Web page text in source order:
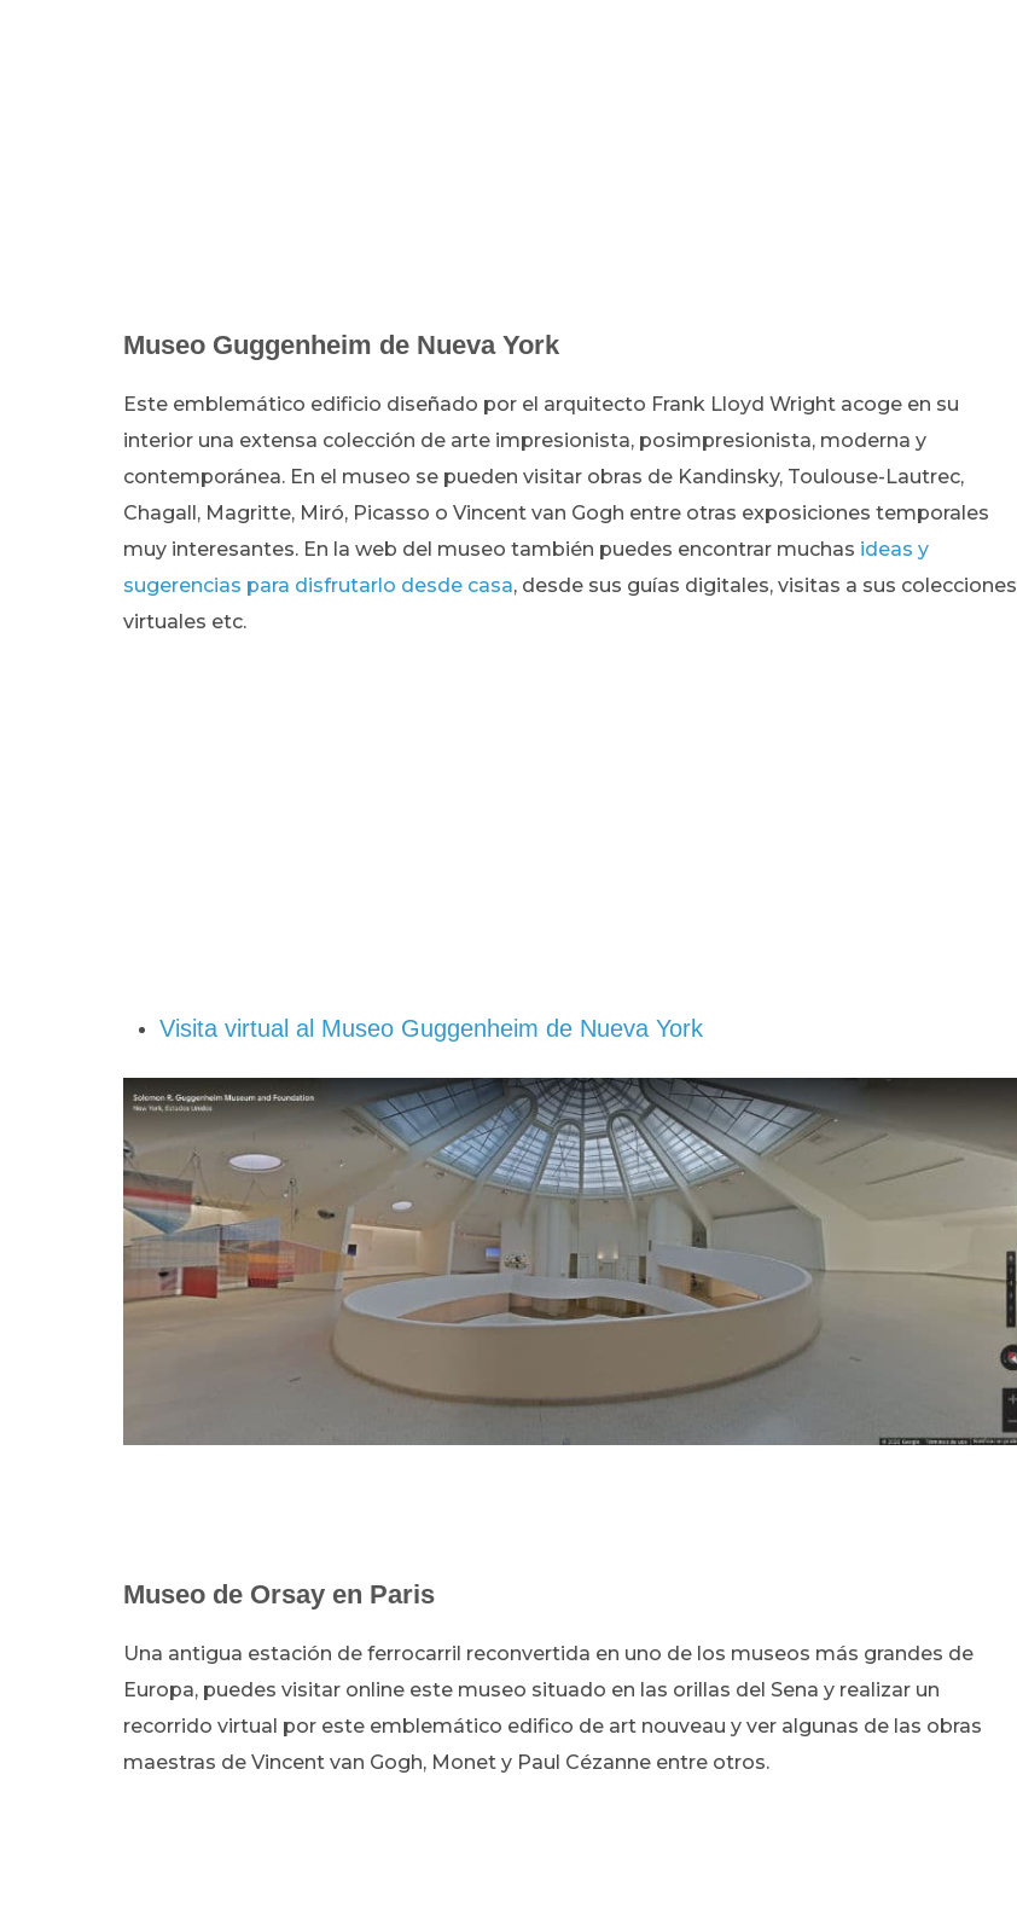
Museo Guggenheim de Nueva York
Este emblemático edificio diseñado por el arquitecto Frank Lloyd Wright acoge en su
interior una extensa colección de arte impresionista, posimpresionista, moderna y
contemporánea. En el museo se pueden visitar obras de Kandinsky, Toulouse-Lautrec,
Chagall, Magritte, Miró, Picasso o Vincent van Gogh entre otras exposiciones temporales
muy interesantes. En la web del museo también puedes encontrar muchas ideas y
sugerencias para disfrutarlo desde casa, desde sus guías digitales, visitas a sus colecciones
virtuales etc.
Visita virtual al Museo Guggenheim de Nueva York
Museo de Orsay en Paris
Una antigua estación de ferrocarril reconvertida en uno de los museos más grandes de
Europa, puedes visitar online este museo situado en las orillas del Sena y realizar un
recorrido virtual por este emblemático edifico de art nouveau y ver algunas de las obras
maestras de Vincent van Gogh, Monet y Paul Cézanne entre otros.